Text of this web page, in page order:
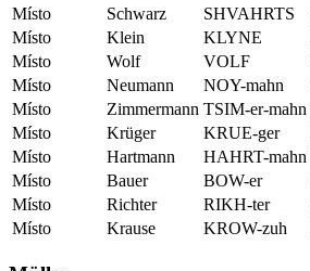
Místo
Schwarz SHVAHRTS
Místo
Klein KLYNE
Místo
Wolf VOLF
Místo
Neumann NOY-mahn
Místo
Zimmermann TSIM-er-mahn
Místo
Krüger KRUE-ger
Místo
Hartmann HAHRT-mahn
Místo
Bauer BOW-er
Místo
Richter RIKH-ter
Místo
Krause KROW-zuh